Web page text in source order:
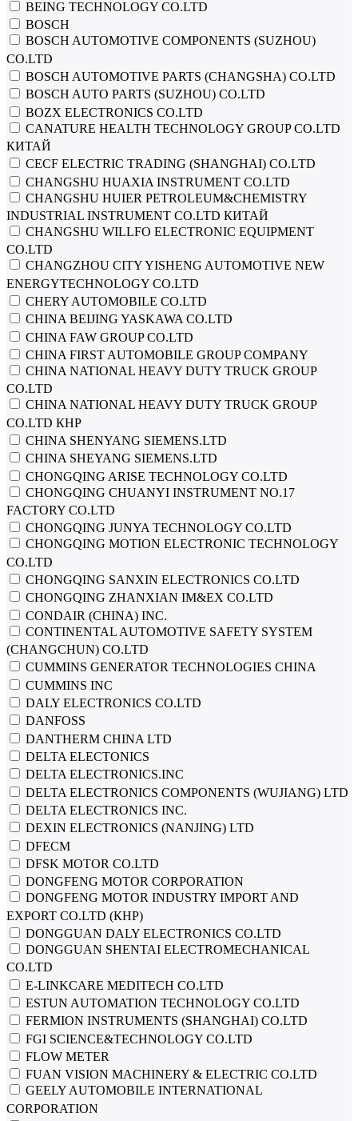
BEING TECHNOLOGY CO.LTD
BOSCH
BOSCH AUTOMOTIVE COMPONENTS (SUZHOU)
CO.LTD
BOSCH AUTOMOTIVE PARTS (CHANGSHA) CO.LTD
BOSCH AUTO PARTS (SUZHOU) CO.LTD
BOZX ELECTRONICS CO.LTD
CANATURE HEALTH TECHNOLOGY GROUP CO.LTD
КИТАЙ
CECF ELECTRIC TRADING (SHANGHAI) CO.LTD
CHANGSHU HUAXIA INSTRUMENT CO.LTD
CHANGSHU HUIER PETROLEUM&CHEMISTRY
INDUSTRIAL INSTRUMENT CO.LTD КИТАЙ
CHANGSHU WILLFO ELECTRONIC EQUIPMENT
CO.LTD
CHANGZHOU CITY YISHENG AUTOMOTIVE NEW
ENERGYTECHNOLOGY CO.LTD
CHERY AUTOMOBILE CO.LTD
CHINA BEIJING YASKAWA CO.LTD
CHINA FAW GROUP CO.LTD
CHINA FIRST AUTOMOBILE GROUP COMPANY
CHINA NATIONAL HEAVY DUTY TRUCK GROUP
CO.LTD
CHINA NATIONAL HEAVY DUTY TRUCK GROUP
CO.LTD КНР
CHINA SHENYANG SIEMENS.LTD
CHINA SHEYANG SIEMENS.LTD
CHONGQING ARISE TECHNOLOGY CO.LTD
CHONGQING CHUANYI INSTRUMENT NO.17
FACTORY CO.LTD
CHONGQING JUNYA TECHNOLOGY CO.LTD
CHONGQING MOTION ELECTRONIC TECHNOLOGY
CO.LTD
CHONGQING SANXIN ELECTRONICS CO.LTD
CHONGQING ZHANXIAN IM&EX CO.LTD
CONDAIR (CHINA) INC.
CONTINENTAL AUTOMOTIVE SAFETY SYSTEM
(CHANGCHUN) CO.LTD
CUMMINS GENERATOR TECHNOLOGIES CHINA
CUMMINS INC
DALY ELECTRONICS CO.LTD
DANFOSS
DANTHERM CHINA LTD
DELTA ELECTONICS
DELTA ELECTRONICS.INC
DELTA ELECTRONICS COMPONENTS (WUJIANG) LTD
DELTA ELECTRONICS INC.
DEXIN ELECTRONICS (NANJING) LTD
DFECM
DFSK MOTOR CO.LTD
DONGFENG MOTOR CORPORATION
DONGFENG MOTOR INDUSTRY IMPORT AND
EXPORT CO.LTD (КНР)
DONGGUAN DALY ELECTRONICS CO.LTD
DONGGUAN SHENTAI ELECTROMECHANICAL
CO.LTD
E-LINKCARE MEDITECH CO.LTD
ESTUN AUTOMATION TECHNOLOGY CO.LTD
FERMION INSTRUMENTS (SHANGHAI) CO.LTD
FGI SCIENCE&TECHNOLOGY СО.LTD
FLOW METER
FUAN VISION MACHINERY & ELECTRIC CO.LTD
GEELY AUTOMOBILE INTERNATIONAL
CORPORATION